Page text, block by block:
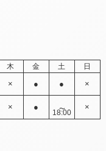
木 金 土
日
× ● ● ×
× ●
18:00
×